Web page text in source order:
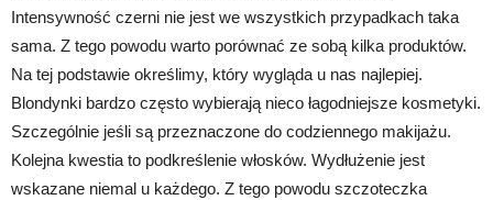
Intensywność czerni nie jest we wszystkich przypadkach taka
sama. Z tego powodu warto porównać ze sobą kilka produktów.
Na tej podstawie określimy, który wygląda u nas najlepiej.
Blondynki bardzo często wybierają nieco łagodniejsze kosmetyki.
Szczególnie jeśli są przeznaczone do codziennego makijażu.
Kolejna kwestia to podkreślenie włosków. Wydłużenie jest
wskazane niemal u każdego. Z tego powodu szczoteczka